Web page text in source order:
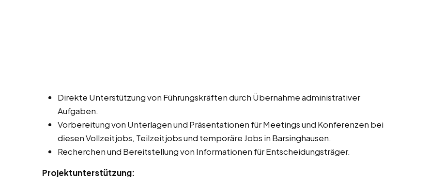
Direkte Unterstützung von Führungskräften durch Übernahme administrativer
Aufgaben.
Vorbereitung von Unterlagen und Präsentationen für Meetings und Konferenzen bei
diesen Vollzeitjobs, Teilzeitjobs und temporäre Jobs in Barsinghausen.
Recherchen und Bereitstellung von Informationen für Entscheidungsträger.
Projektunterstützung: